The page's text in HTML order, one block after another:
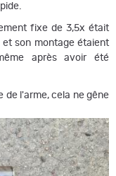
fixe de 3,5x était
son montage étaient
après avoir été
de l'arme, cela ne gêne